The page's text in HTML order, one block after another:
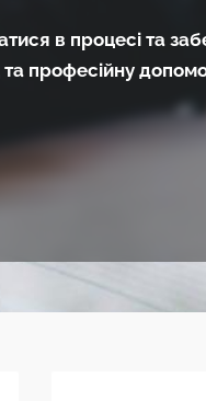
в процесі та
професійну